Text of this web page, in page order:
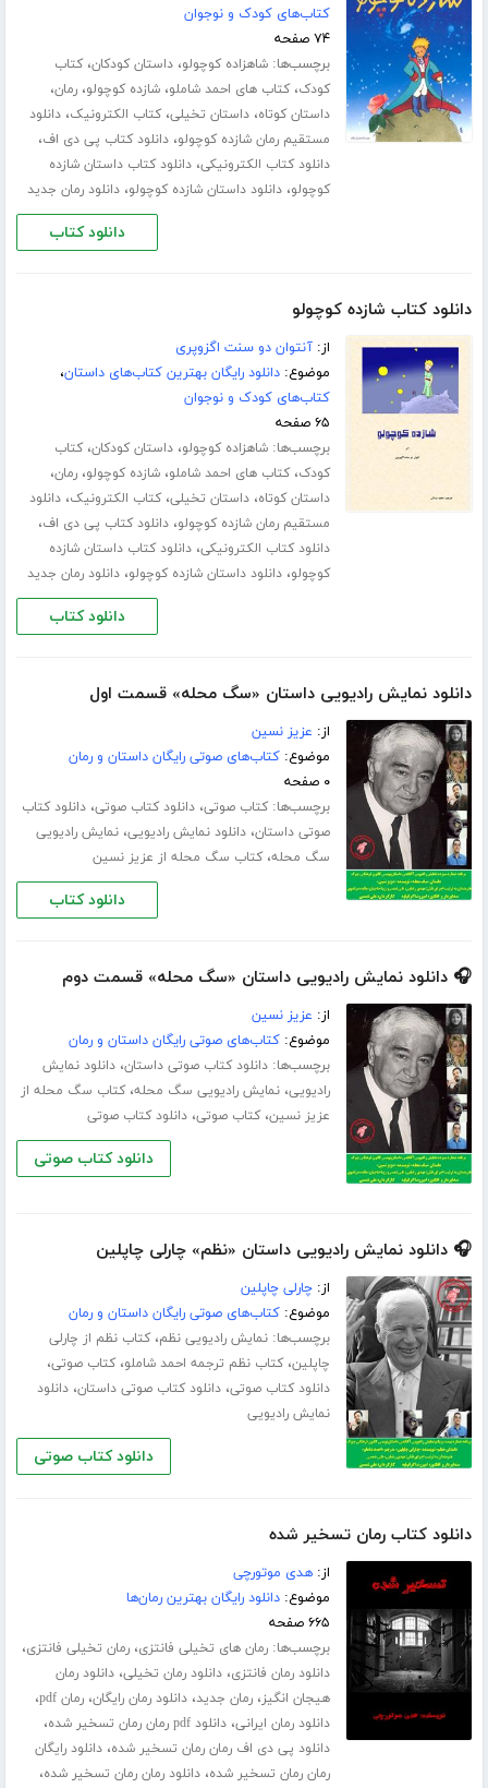
کتاب‌های کودک و نوجوان
۷۴ صفحه
برچسب‌ها:شاهزاده کوچولو،داستان کودکان،کتاب
کودک،کتاب های احمد شاملو،شازده کوچولو،رمان،
داستان کوتاه،داستان تخیلی،کتاب الکترونیک،دانلود
مستقیم رمان شازده کوچولو،دانلود کتاب پی دی اف،
دانلود کتاب الکترونیکی،دانلود کتاب داستان شازده
کوچولو،دانلود داستان شازده کوچولو،دانلود رمان جدید
دانلود کتاب
دانلود کتاب شازده کوچولو
از:آنتوان دو سنت اگزوپری
موضوع:دانلود رایگان بهترین کتاب‌های داستان،
کتاب‌های کودک و نوجوان
۶۵ صفحه
برچسب‌ها:شاهزاده کوچولو،داستان کودکان،کتاب
کودک،کتاب های احمد شاملو،شازده کوچولو،رمان،
داستان کوتاه،داستان تخیلی،کتاب الکترونیک،دانلود
مستقیم رمان شازده کوچولو،دانلود کتاب پی دی اف،
دانلود کتاب الکترونیکی،دانلود کتاب داستان شازده
کوچولو،دانلود داستان شازده کوچولو،دانلود رمان جدید
دانلود کتاب
دانلود نمایش رادیویی داستان «سگ محله» قسمت اول
از: عزیز نسین
موضوع:کتاب‌های صوتی رایگان داستان و رمان
۰ صفحه
برچسب‌ها:کتاب صوتی،دانلود کتاب صوتی،دانلود کتاب
صوتی داستان،دانلود نمایش رادیویی،نمایش رادیویی
سگ محله،کتاب سگ محله از عزیز نسین
دانلود کتاب
🎧 دانلود نمایش رادیویی داستان «سگ محله» قسمت دوم
از: عزیز نسین
موضوع:کتاب‌های صوتی رایگان داستان و رمان
برچسب‌ها:دانلود کتاب صوتی داستان،دانلود نمایش
رادیویی،نمایش رادیویی سگ محله،کتاب سگ محله از
عزیز نسین،کتاب صوتی،دانلود کتاب صوتی
دانلود کتاب صوتی
🎧 دانلود نمایش رادیویی داستان «نظم» چارلی چاپلین
از:چارلی چاپلین
موضوع:کتاب‌های صوتی رایگان داستان و رمان
برچسب‌ها:نمایش رادیویی نظم،کتاب نظم از چارلی
چاپلین،کتاب نظم ترجمه احمد شاملو،کتاب صوتی،
دانلود کتاب صوتی،دانلود کتاب صوتی داستان،دانلود
نمایش رادیویی
دانلود کتاب صوتی
دانلود کتاب رمان تسخیر شده
از:هدی موتورچی
موضوع:دانلود رایگان بهترین رمان‌ها
۶۶۵ صفحه
برچسب‌ها:رمان های تخیلی فانتزی،رمان تخیلی فانتزی،
دانلود رمان فانتزی،دانلود رمان تخیلی،دانلود رمان
هیجان انگیز،رمان جدید،دانلود رمان رایگان،رمان pdf ،
دانلود رمان ایرانی،دانلود pdf رمان رمان تسخیر شده ،
دانلود پی دی اف رمان رمان تسخیر شده،دانلود رایگان
رمان رمان تسخیر شده،دانلود رمان رمان تسخیر شده،